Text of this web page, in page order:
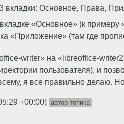
вкладки: Основное, Права,
«Основное» (к
«Приложение» (там где
writer» на «libreoffice-
пользователя), и
я все правильно делаю.
+00:00) автор топика